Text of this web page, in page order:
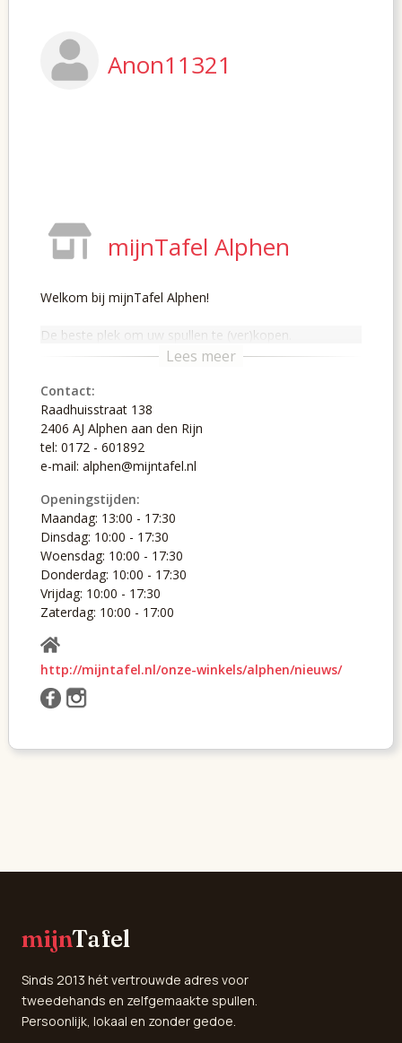
Anon11321
mijnTafel Alphen
Welkom bij mijnTafel Alphen!
De beste plek om uw spullen te (ver)kopen.
Contact:
Raadhuisstraat 138
2406 AJ Alphen aan den Rijn
tel: 0172 - 601892
e-mail: alphen@mijntafel.nl
Openingstijden:
Maandag: 13:00 - 17:30
Dinsdag: 10:00 - 17:30
Woensdag: 10:00 - 17:30
Donderdag: 10:00 - 17:30
Vrijdag: 10:00 - 17:30
Zaterdag: 10:00 - 17:00
http://mijntafel.nl/onze-winkels/alphen/nieuws/
mijnTafel
Sinds 2013 hét vertrouwde adres voor
tweedehands en zelfgemaakte spullen.
Persoonlijk, lokaal en zonder gedoe.